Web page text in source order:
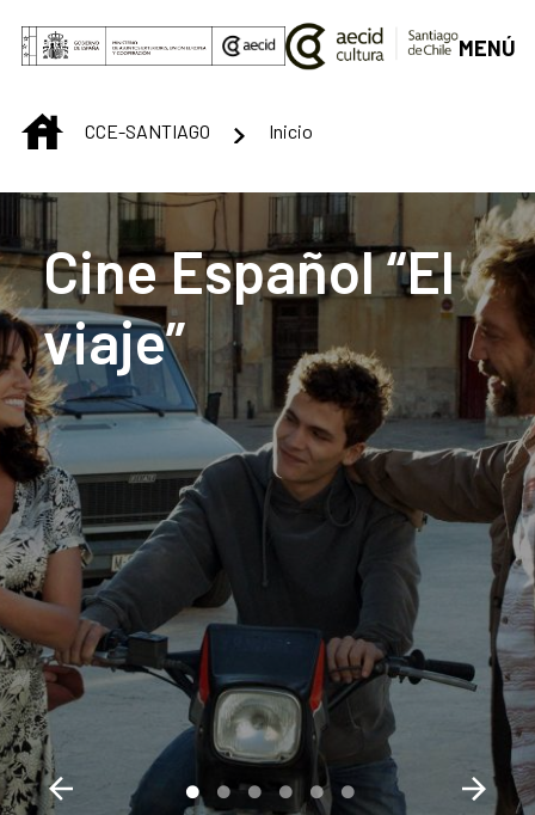
Saltar al contenido principal
MENÚ
INICIOCCE-SANTIAGO Inicio
Centro Cultural de
Cine Español “El
viaje”